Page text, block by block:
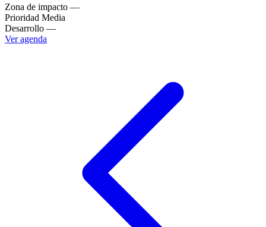
Zona de impacto —
Prioridad Media
Desarrollo —
Ver agenda